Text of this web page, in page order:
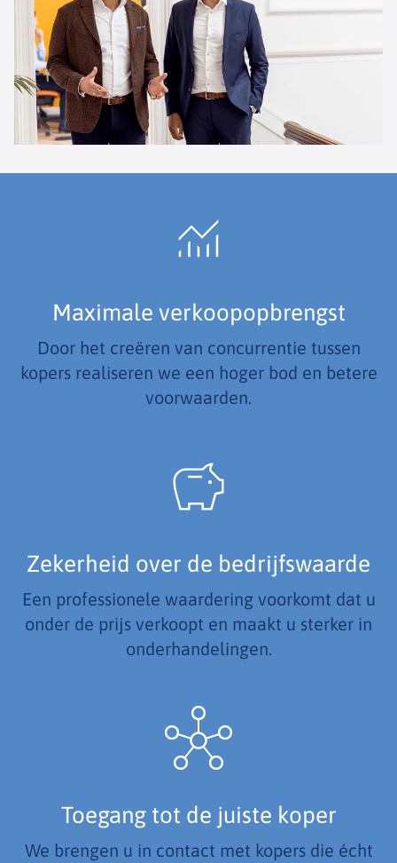
Maximale verkoopopbrengst
Door het creëren van concurrentie tussen
kopers realiseren we een hoger bod en betere
voorwaarden.
Zekerheid over de bedrijfswaarde
Een professionele waardering voorkomt dat u
onder de prijs verkoopt en maakt u sterker in
onderhandelingen.
Toegang tot de juiste koper
We brengen u in contact met kopers die écht